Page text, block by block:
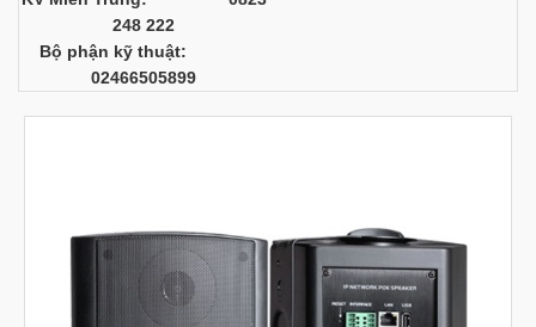
248 222
Bộ phận kỹ thuật:
02466505899